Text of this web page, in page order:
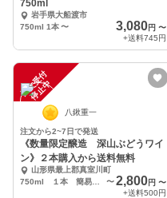
750ml
岩手県大船渡市
750ml 1本〜 3,080円 〜
+送料745円
注
文
受
付
停
止
中
八鍬重一
注文から2~7日で発送
《数量限定醸造 深山ぶどうワイ
ン》２本購入から送料無料
山形県最上郡真室川町
〜 2,800円 〜
+送料500円